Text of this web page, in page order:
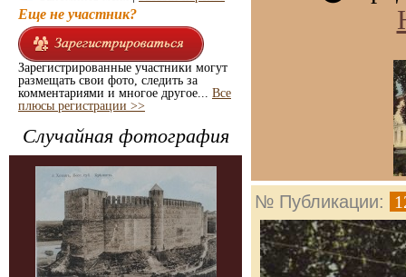
Еще не участник?
Зарегистрированные участники могут
размещать свои фото, следить за
комментариями и многое другое... Все
плюсы регистрации >>
Случайная фотография
№ Публикации: